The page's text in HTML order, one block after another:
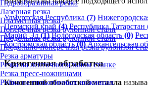
Гидроабразивная резка
Лазерная резка
Плазменная резка
Поперечная резка рулонной стали
Продольная резка рулонной стали
Продольно-поперечная резка рулонной
Резка арматуры
Резка на ленточнопильном станке
Резка пресс-ножницами
Рубка на гильотинных ножницах
Удмуртская Республика (7)
Пермский край(4) Республика Татарстан
Марий Эл(1) Вологодская область (0)
Костромская область(0) Архангельская
Криогенная обработка
Криогенной обработкой металла